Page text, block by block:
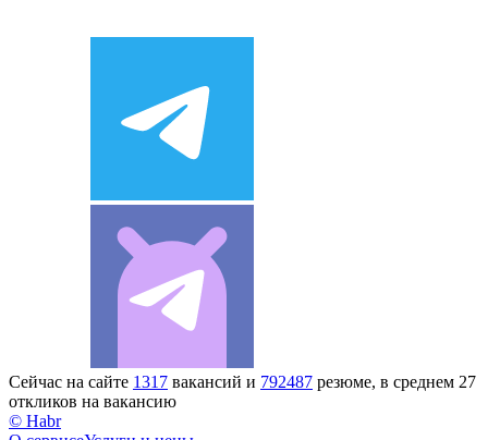
Сейчас на сайте 1317 вакансий и 792487 резюме, в среднем 27
откликов на вакансию
© Habr